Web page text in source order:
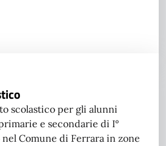
scolastico per gli alunni
e secondarie di I°
Comune di Ferrara in zone